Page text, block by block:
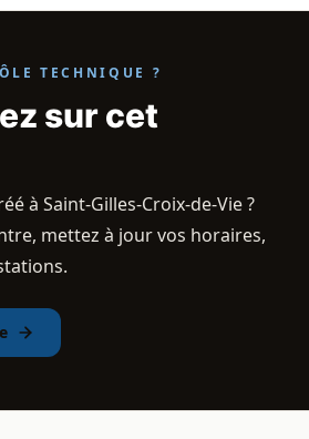
TECHNIQUE ?
sur cet
à Saint-Gilles-Croix-de-Vie ?
mettez à jour vos horaires,